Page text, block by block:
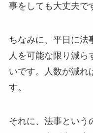
事をしても大丈夫で
ちなみに、平日に法
人を可能な限り減
いです。人数が減れ
す。
それに、法事という